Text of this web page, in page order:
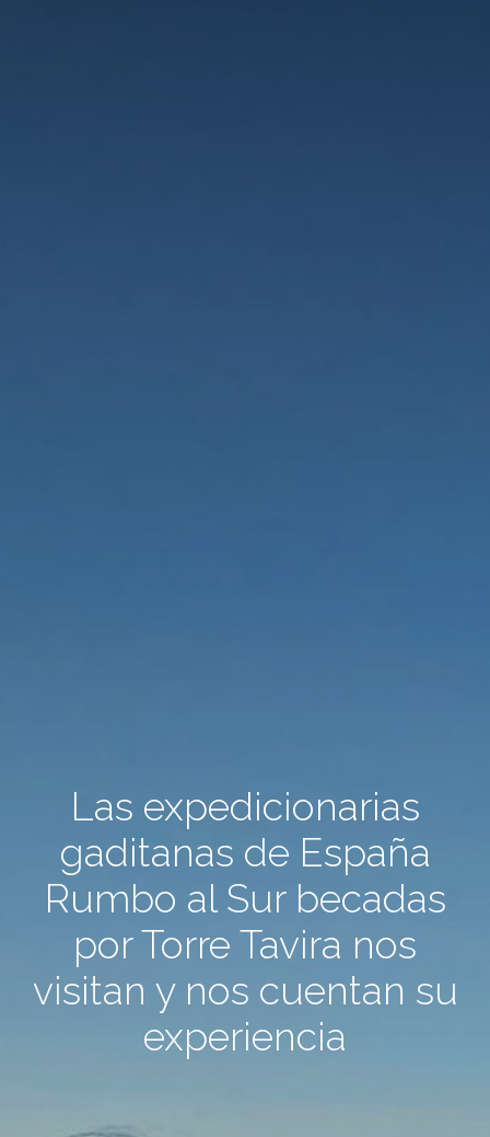
Las expedicionarias
gaditanas de España
Rumbo al Sur becadas
por Torre Tavira nos
visitan y nos cuentan su
experiencia